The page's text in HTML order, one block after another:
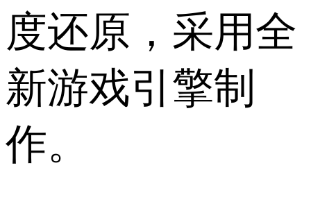
度还原，采用全
新游戏引擎制
作。